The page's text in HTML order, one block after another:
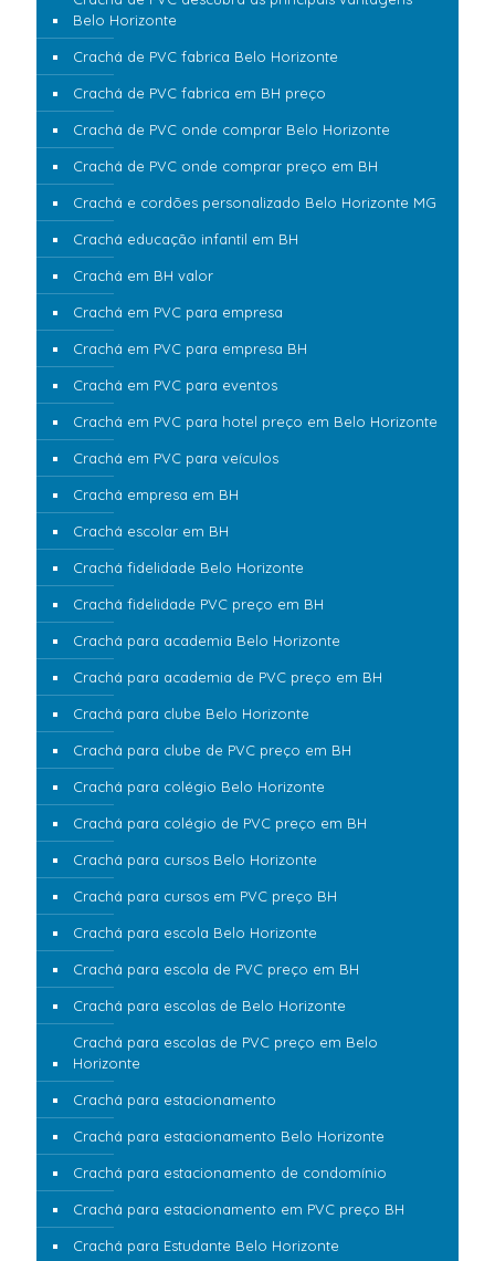
Belo Horizonte
Crachá de PVC fabrica Belo Horizonte
Crachá de PVC fabrica em BH preço
Crachá de PVC onde comprar Belo Horizonte
Crachá de PVC onde comprar preço em BH
Crachá e cordões personalizado Belo Horizonte MG
Crachá educação infantil em BH
Crachá em BH valor
Crachá em PVC para empresa
Crachá em PVC para empresa BH
Crachá em PVC para eventos
Crachá em PVC para hotel preço em Belo Horizonte
Crachá em PVC para veículos
Crachá empresa em BH
Crachá escolar em BH
Crachá fidelidade Belo Horizonte
Crachá fidelidade PVC preço em BH
Crachá para academia Belo Horizonte
Crachá para academia de PVC preço em BH
Crachá para clube Belo Horizonte
Crachá para clube de PVC preço em BH
Crachá para colégio Belo Horizonte
Crachá para colégio de PVC preço em BH
Crachá para cursos Belo Horizonte
Crachá para cursos em PVC preço BH
Crachá para escola Belo Horizonte
Crachá para escola de PVC preço em BH
Crachá para escolas de Belo Horizonte
Crachá para escolas de PVC preço em Belo
Horizonte
Crachá para estacionamento
Crachá para estacionamento Belo Horizonte
Crachá para estacionamento de condomínio
Crachá para estacionamento em PVC preço BH
Crachá para Estudante Belo Horizonte